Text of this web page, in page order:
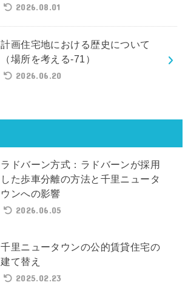
2026.08.01
計画住宅地における歴史について
（場所を考える-71）
2026.06.20
ラドバーン方式：ラドバーンが採用
した歩車分離の方法と千里ニュータ
ウンへの影響
2026.06.05
千里ニュータウンの公的賃貸住宅の
建て替え
2025.02.23